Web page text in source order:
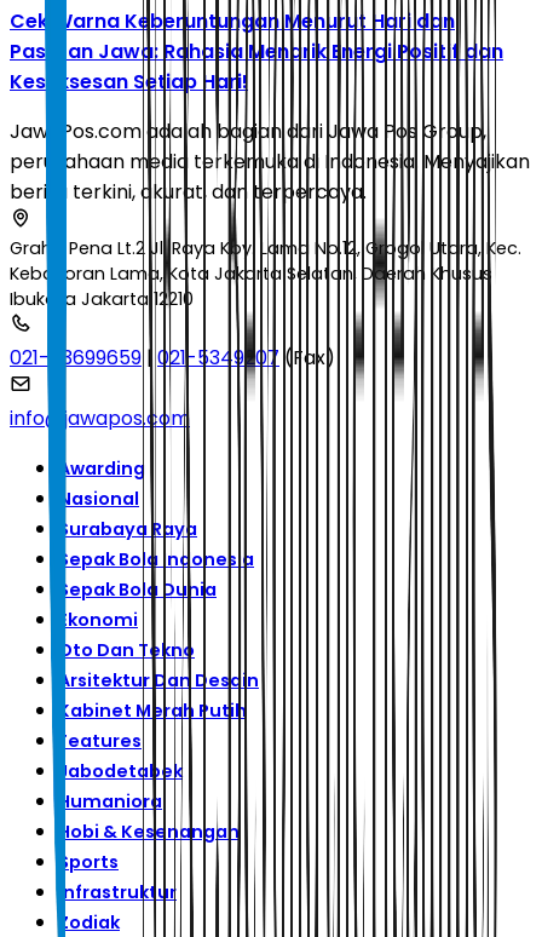
Cek Warna Keberuntungan Menurut Hari dan
Pasaran Jawa: Rahasia Menarik Energi Positif dan
Kesuksesan Setiap Hari!
JawaPos.com adalah bagian dari Jawa Pos Group,
perusahaan media terkemuka di Indonesia. Menyajikan
berita terkini, akurat, dan terpercaya.
Graha Pena Lt.2 Jl. Raya Kby. Lama No.12, Grogol Utara, Kec.
Kebayoran Lama, Kota Jakarta Selatan, Daerah Khusus
Ibukota Jakarta 12210
021-53699659 | 021-5349207 (Fax)
info@jawapos.com
Awarding
Nasional
Surabaya Raya
Sepak Bola Indonesia
Sepak Bola Dunia
Ekonomi
Oto Dan Tekno
Arsitektur Dan Desain
Kabinet Merah Putih
Features
Jabodetabek
Humaniora
Hobi & Kesenangan
Sports
Infrastruktur
Zodiak